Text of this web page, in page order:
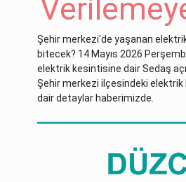
Şehir merkezi'de yaşanan
bitecek? 14 Mayıs 2026
elektrik kesintisine dair Sedaş
Şehir merkezi ilçesindeki elektrik
dair detaylar haberimizde.